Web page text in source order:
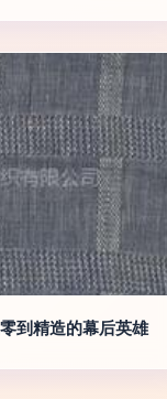
到精造的幕后英雄